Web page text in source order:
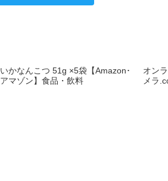
いかなんこつ 51g ×5袋【Amazon･
アマゾン】食品・飲料
オン
メラ